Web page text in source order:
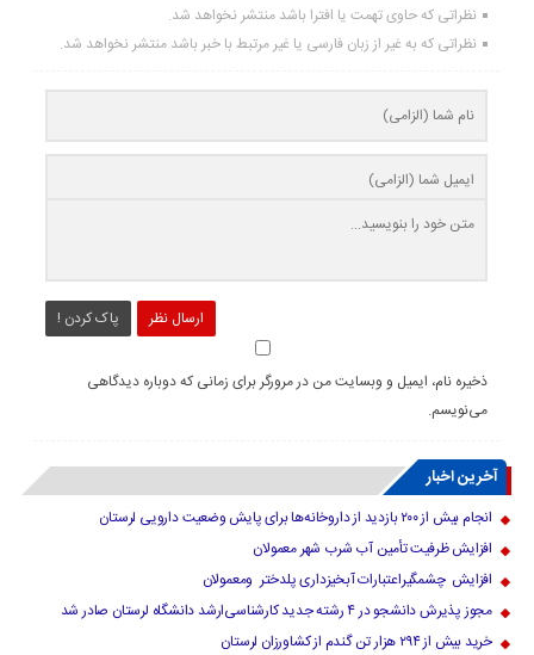
نظراتی که حاوی تهمت یا افترا باشد منتشر نخواهد شد.
نظراتی که به غیر از زبان فارسی یا غیر مرتبط با خبر باشد منتشر نخواهد شد.
ارسال نظر پاک کردن !
ذخیره نام، ایمیل و وبسایت من در مرورگر برای زمانی که دوباره دیدگاهی
می‌نویسم.
آخرین اخبار
انجام بیش از ۲۰۰ بازدید از داروخانه‌ها برای پایش وضعیت دارویی لرستان
افزایش ظرفیت تأمین آب شرب شهر معمولان
افزایش چشمگیراعتبارات آبخیزداری پلدختر ومعمولان
مجوز پذیرش دانشجو در ۴ رشته جدید کارشناسی‌ارشد دانشگاه لرستان صادر شد
خرید بیش از ۲۹۴ هزار تن گندم از کشاورزان لرستان